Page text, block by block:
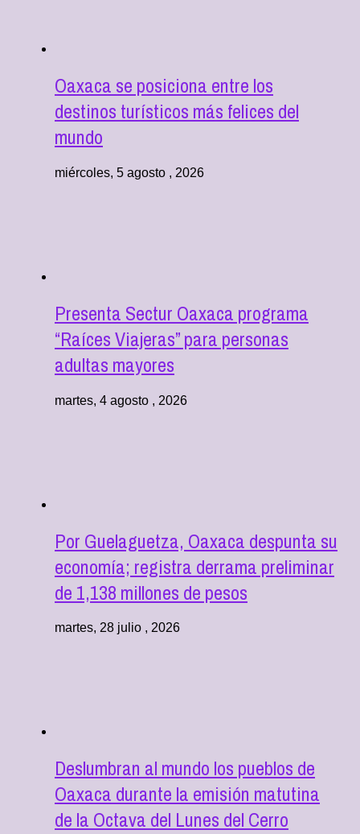
Oaxaca se posiciona entre los
destinos turísticos más felices del
mundo
miércoles, 5 agosto , 2026
Presenta Sectur Oaxaca programa
“Raíces Viajeras” para personas
adultas mayores
martes, 4 agosto , 2026
Por Guelaguetza, Oaxaca despunta su
economía; registra derrama preliminar
de 1,138 millones de pesos
martes, 28 julio , 2026
Deslumbran al mundo los pueblos de
Oaxaca durante la emisión matutina
de la Octava del Lunes del Cerro